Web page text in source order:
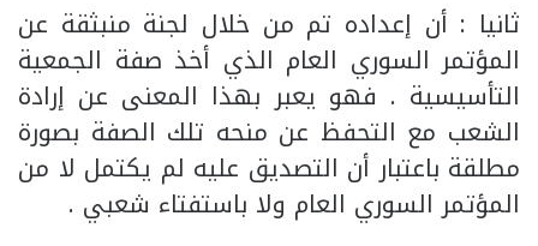
ثانيا : أن إعداده تم من خلال لجنة منبثقة عن
المؤتمر السوري العام الذي أخذ صفة الجمعية
التأسيسية . فهو يعبر بهذا المعنى عن إرادة
الشعب مع التحفظ عن منحه تلك الصفة بصورة
مطلقة باعتبار أن التصديق عليه لم يكتمل لا من
المؤتمر السوري العام ولا باستفتاء شعبي .